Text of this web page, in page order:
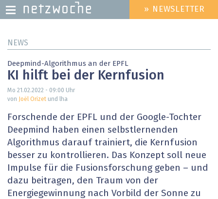
zum
HEADER
MENU
» NEWSLETTER
NEWS
Deepmind-Algorithmus an der EPFL
KI hilft bei der Kernfusion
Mo 21.02.2022 - 09:00 Uhr
von
Joël Orizet und lha
Forschende der EPFL und der Google-Tochter
Deepmind haben einen selbstlernenden
Algorithmus darauf trainiert, die Kernfusion
besser zu kontrollieren. Das Konzept soll neue
Impulse für die Fusionsforschung geben – und
dazu beitragen, den Traum von der
Energiegewinnung nach Vorbild der Sonne zu